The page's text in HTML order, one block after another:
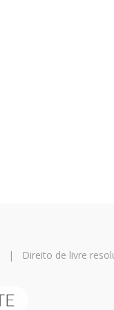
| Direito de livre